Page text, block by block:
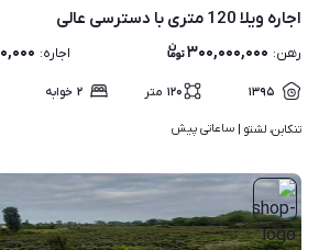
اجاره ویلا 120 متری با دسترسی عالی
رهن: ۳۰۰,۰۰۰,۰۰۰ اجاره:
۱۳۹۵ ۱۲۰ متر ۲ خوابه
تنکابن، لشتو | ساعاتی پیش